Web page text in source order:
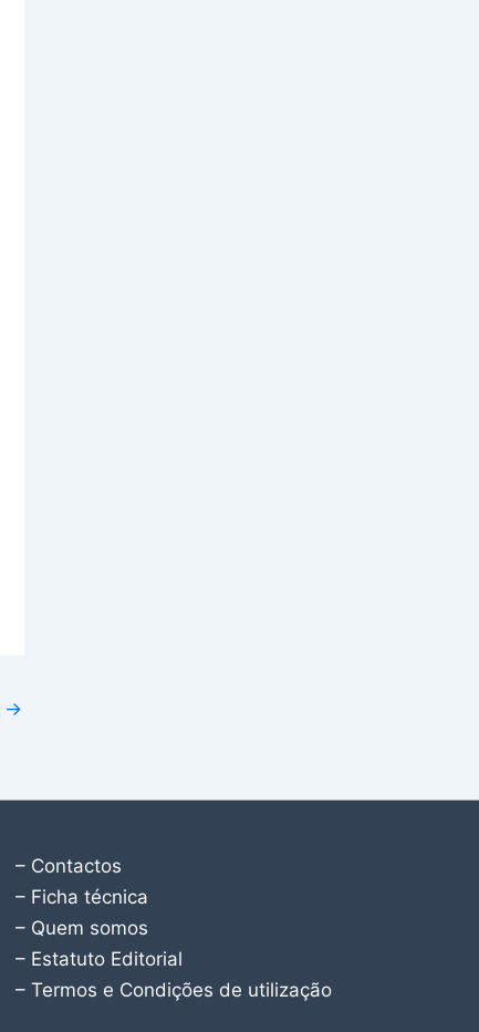
→
– Contactos
– Ficha técnica
– Quem somos
– Estatuto Editorial
– Termos e Condições de utilização